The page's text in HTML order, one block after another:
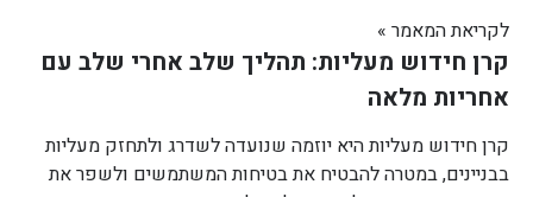
לקריאת המאמר »
קרן חידוש מעליות: תהליך שלב אחרי שלב עם
אחריות מלאה
קרן חידוש מעליות היא יוזמה שנועדה לשדרג ולתחזק מעליות
בבניינים, במטרה להבטיח את בטיחות המשתמשים ולשפר את